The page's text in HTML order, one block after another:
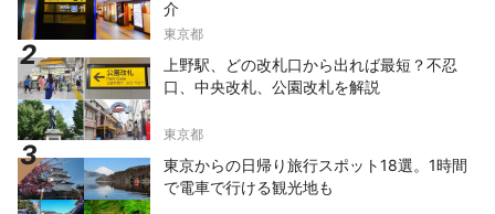
介
東京都
上野駅、どの改札口から出れば最短？不忍
口、中央改札、公園改札を解説
東京都
東京からの日帰り旅行スポット18選。1時間
で電車で行ける観光地も